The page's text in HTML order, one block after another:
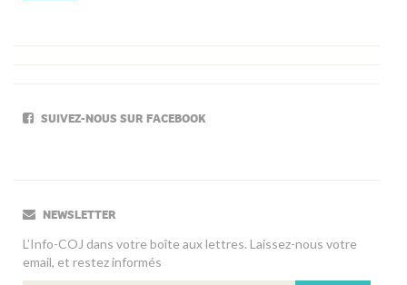
SUIVEZ-NOUS SUR FACEBOOK
NEWSLETTER
L’Info-COJ dans votre boîte aux lettres. Laissez-nous votre
email, et restez informés